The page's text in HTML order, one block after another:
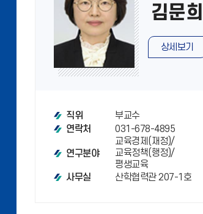
김문희
상세보기
직위
부교수
연락처
031-678-4895
연구분야
교육경제(재정)/
교육정책(행정)/
평생교육
사무실
산학협력관 207-1호